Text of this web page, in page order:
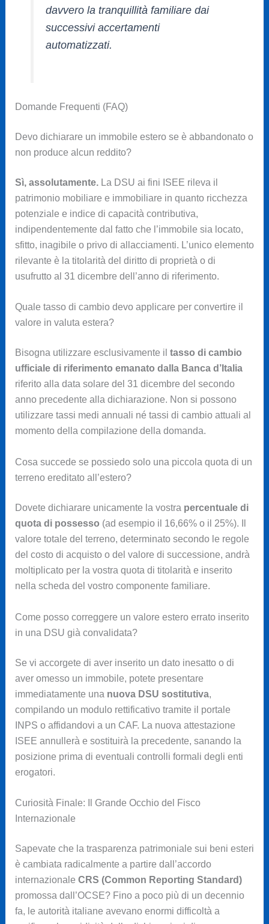
davvero la tranquillità familiare dai
successivi accertamenti
automatizzati.
Domande Frequenti (FAQ)
Devo dichiarare un immobile estero se è abbandonato o
non produce alcun reddito?
Sì, assolutamente.La DSU ai fini ISEE rileva il
patrimonio mobiliare e immobiliare in quanto ricchezza
potenziale e indice di capacità contributiva,
indipendentemente dal fatto che l’immobile sia locato,
sfitto, inagibile o privo di allacciamenti. L’unico elemento
rilevante è la titolarità del diritto di proprietà o di
usufrutto al 31 dicembre dell’anno di riferimento.
Quale tasso di cambio devo applicare per convertire il
valore in valuta estera?
Bisogna utilizzare esclusivamente il tasso di cambio
ufficiale di riferimento emanato dalla Banca d’Italia
riferito alla data solare del 31 dicembre del secondo
anno precedente alla dichiarazione. Non si possono
utilizzare tassi medi annuali né tassi di cambio attuali al
momento della compilazione della domanda.
Cosa succede se possiedo solo una piccola quota di un
terreno ereditato all’estero?
Dovete dichiarare unicamente la vostra percentuale di
quota di possesso (ad esempio il 16,66% o il 25%). Il
valore totale del terreno, determinato secondo le regole
del costo di acquisto o del valore di successione, andrà
moltiplicato per la vostra quota di titolarità e inserito
nella scheda del vostro componente familiare.
Come posso correggere un valore estero errato inserito
in una DSU già convalidata?
Se vi accorgete di aver inserito un dato inesatto o di
aver omesso un immobile, potete presentare
immediatamente una nuova DSU sostitutiva,
compilando un modulo rettificativo tramite il portale
INPS o affidandovi a un CAF. La nuova attestazione
ISEE annullerà e sostituirà la precedente, sanando la
posizione prima di eventuali controlli formali degli enti
erogatori.
Curiosità Finale: Il Grande Occhio del Fisco
Internazionale
Sapevate che la trasparenza patrimoniale sui beni esteri
è cambiata radicalmente a partire dall’accordo
internazionale CRS (Common Reporting Standard)
promossa dall’OCSE? Fino a poco più di un decennio
fa, le autorità italiane avevano enormi difficoltà a